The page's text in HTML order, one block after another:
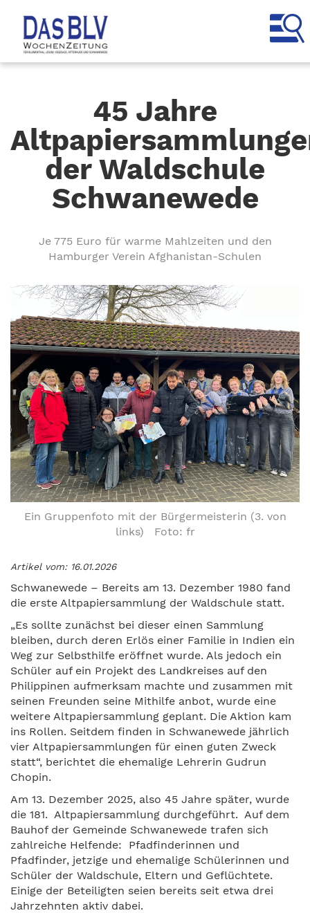
45 Jahre
der Waldschule
Schwanewede
Je 775 Euro für warme Mahlzeiten und den
Hamburger Verein Afghanistan-Schulen
Ein Gruppenfoto mit der Bürgermeisterin (3. von
links) Foto: fr
Artikel vom: 16.01.2026
Schwanewede – Bereits am 13. Dezember 1980 fand
die erste Altpapiersammlung der Waldschule statt.
„Es sollte zunächst bei dieser einen Sammlung
bleiben, durch deren Erlös einer Familie in Indien ein
Weg zur Selbsthilfe eröffnet wurde. Als jedoch ein
Schüler auf ein Projekt des Landkreises auf den
Philippinen aufmerksam machte und zusammen mit
seinen Freunden seine Mithilfe anbot, wurde eine
weitere Altpapiersammlung geplant. Die Aktion kam
ins Rollen. Seitdem finden in Schwanewede jährlich
vier Altpapiersammlungen für einen guten Zweck
statt“, berichtet die ehemalige Lehrerin Gudrun
Chopin.
Am 13. Dezember 2025, also 45 Jahre später, wurde
die 181. Altpapiersammlung durchgeführt. Auf dem
Bauhof der Gemeinde Schwanewede trafen sich
zahlreiche Helfende: Pfadfinderinnen und
Pfadfinder, jetzige und ehemalige Schülerinnen und
Schüler der Waldschule, Eltern und Geflüchtete.
Einige der Beteiligten seien bereits seit etwa drei
Jahrzehnten aktiv dabei.